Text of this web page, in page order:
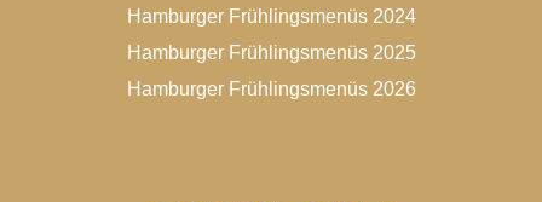
Hamburger Frühlingsmenüs 2024
Hamburger Frühlingsmenüs 2025
Hamburger Frühlingsmenüs 2026